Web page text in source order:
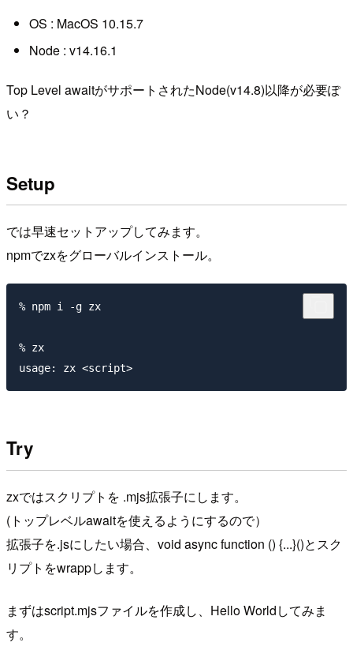
OS : MacOS 10.15.7
Node : v14.16.1
Top Level awaitがサポートされたNode(v14.8)以降が必要ぽ
い？
Setup
では早速セットアップしてみます。
npmでzxをグローバルインストール。
% npm i -g zx
% zx
Try
zxではスクリプトを .mjs拡張子にします。
(トップレベルawaitを使えるようにするので）
拡張子を.jsにしたい場合、void async function () {...}()とスク
リプトをwrappします。
まずはscript.mjsファイルを作成し、Hello Worldしてみま
す。